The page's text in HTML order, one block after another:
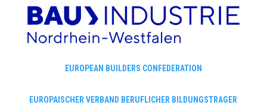
EUROPEAN BUILDERS CONFEDERATION
EUROPAISCHER VERBAND BERUFLICHER BILDUNGSTRAGER